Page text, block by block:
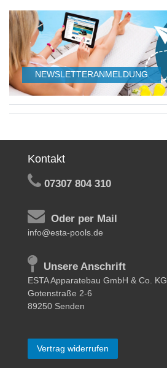
NEWSLETTERANMELDUNG
Kontakt
07307 804 310
Oder per Mail
info@esta-pools.de
Unsere Anschrift
ESTA Apparatebau GmbH & Co. KG
Gotenstraße 2-6
89250 Senden
Vertrag widerrufen